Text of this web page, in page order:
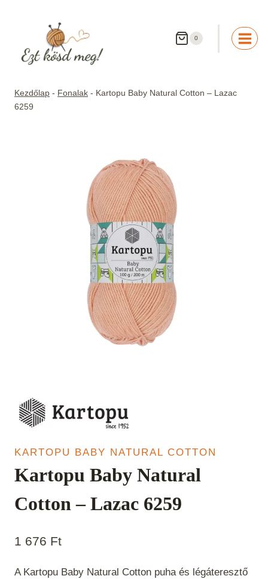
0
Kezdőlap - Fonalak - Kartopu Baby Natural Cotton – Lazac
6259
KARTOPU BABY NATURAL COTTON
Kartopu Baby Natural
Cotton – Lazac 6259
1 676 Ft
A Kartopu Baby Natural Cotton puha és légáteresztő